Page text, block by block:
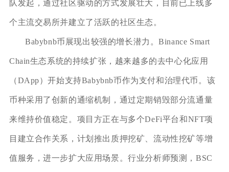
队发起，通过社区驱动的方式发展壮大，目前已上线多
个主流交易所并建立了活跃的社区生态。
Babybnb币展现出较强的增长潜力。Binance Smart
Chain生态系统的持续扩张，越来越多的去中心化应用
（DApp）开始支持Babybnb币作为支付和治理代币。该
币种采用了创新的通缩机制，通过定期销毁部分流通量
来维持价值稳定。项目方正在与多个DeFi平台和NFT项
目建立合作关系，计划推出质押挖矿、流动性挖矿等增
值服务，进一步扩大应用场景。行业分析师预测，BSC